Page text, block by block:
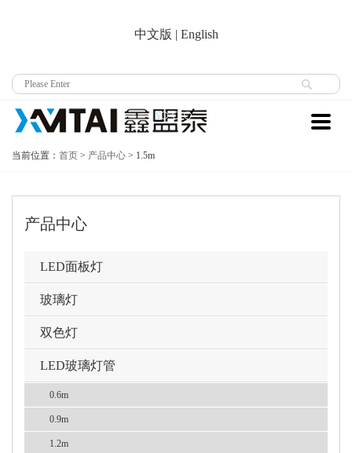
中文版 | English
当前位置： 首页 > 产品中心 > 1.5m
产品中心
LED面板灯
玻璃灯
双色灯
LED玻璃灯管
0.6m
0.9m
1.2m